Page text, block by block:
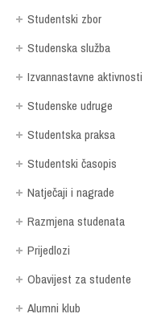
Studentski zbor
Studenska služba
Izvannastavne aktivnosti
Studenske udruge
Studentska praksa
Studentski časopis
Natječaji i nagrade
Razmjena studenata
Prijedlozi
Obavijest za studente
Alumni klub